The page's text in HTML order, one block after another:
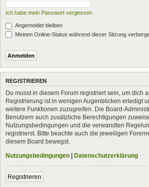
Ich habe mein Passwort vergessen
Angemeldet bleiben
Meinen Online-Status während dieser Sitzung
REGISTRIEREN
Du musst in diesem Forum registriert sein, um dich
Registrierung ist in wenigen Augenblicken erledigt
weitere Funktionen zuzugreifen. Die Board-
Benutzern auch zusätzliche Berechtigungen
Nutzungsbedingungen und die verwandten
registrierst. Bitte beachte auch die jeweiligen
diesem Board bewegst.
Nutzungsbedingungen | Datenschutzerklärung
Registrieren